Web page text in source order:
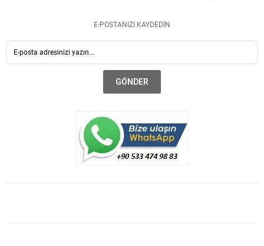
E-POSTANIZI KAYDEDİN
GÖNDER